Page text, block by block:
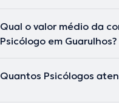
Qual o valor médio da
Psicólogo em Guarulhos?
Quantos Psicólogos